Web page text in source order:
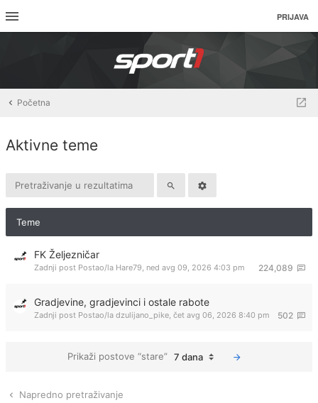
PRIJAVA
Početna
Aktivne teme
Teme
FK Željezničar
224,089
Zadnji post Postao/la Hare79, ned avg 09, 2026 4:03 pm
Gradjevine, gradjevinci i ostale rabote
502
Zadnji post Postao/la dzulijano_pike, čet avg 06, 2026 8:40 pm
Prikaži postove “stare” 7 dana
Napredno pretraživanje